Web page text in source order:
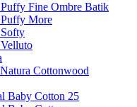
Fine Ombre Batik
More
Cottonwood
Baby Cotton 25